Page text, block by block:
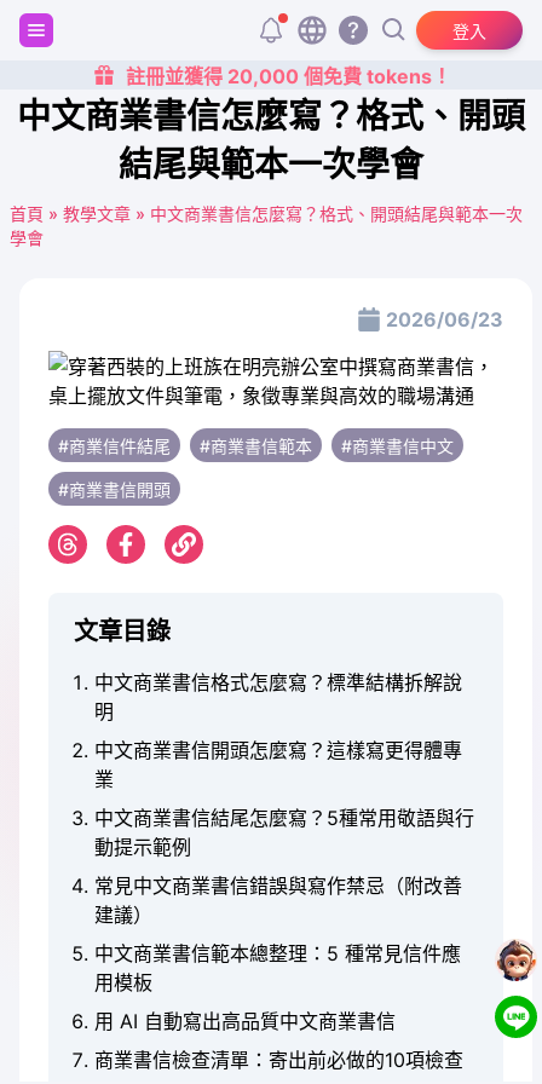
登入
註冊並獲得 20,000 個免費 tokens！
中文商業書信怎麼寫？格式、開頭
結尾與範本一次學會
首頁 » 教學文章 » 中文商業書信怎麼寫？格式、開頭結尾與範本一次
學會
2026/06/23
#商業信件結尾 #商業書信範本 #商業書信中文
#商業書信開頭
文章目錄
中文商業書信格式怎麼寫？標準結構拆解說
明
中文商業書信開頭怎麼寫？這樣寫更得體專
業
中文商業書信結尾怎麼寫？5種常用敬語與行
動提示範例
常見中文商業書信錯誤與寫作禁忌（附改善
建議）
中文商業書信範本總整理：5 種常見信件應
用模板
用 AI 自動寫出高品質中文商業書信
商業書信檢查清單：寄出前必做的10項檢查